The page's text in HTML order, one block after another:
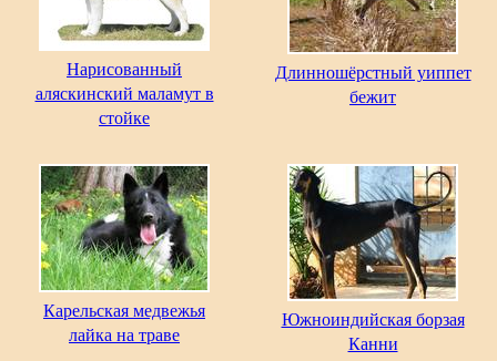
Нарисованный
аляскинский маламут в
стойке
Длинношёрстный уиппет
бежит
Карельская медвежья
лайка на траве
Южноиндийская борзая
Канни